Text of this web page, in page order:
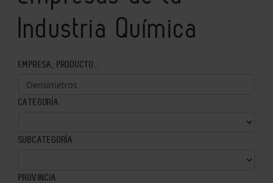
Industria Química
EMPRESA, PRODUCTO...
CATEGORÍA
SUBCATEGORÍA
PROVINCIA